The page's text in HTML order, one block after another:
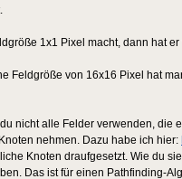
1x1 Pixel macht, dann hat
Feldgröße von 16x16 Pixel hat
nicht alle Felder verwenden, die
nehmen. Dazu habe ich hier:
Knoten draufgesetzt. Wie du
Das ist für einen Pathfinding-